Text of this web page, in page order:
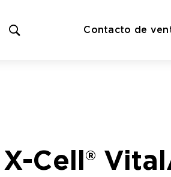
Contacto de
Cell®